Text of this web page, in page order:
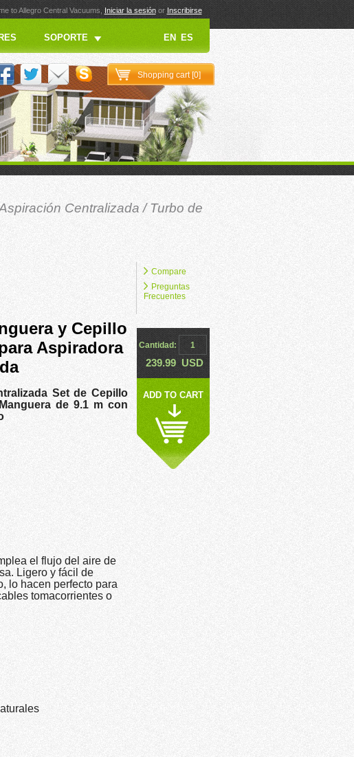
to Allegro Central Vacuums, Iniciar la sesiónor Inscribirse
SOPORTE EN ES
Shopping cart [0]
Centralizada/Turbo de
y Cepillo
Aspiradora
Set de Cepillo
de 9.1 m con
el flujo del aire de
Ligero y fácil de
lo hacen perfecto para
tomacorrientes o
Compare
Preguntas
Frecuentes
Cantidad:
239.99 USD
ADD TO CART